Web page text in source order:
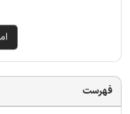
فهرست